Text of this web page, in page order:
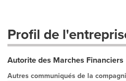
Profil de
Autorite des Marches Financiers
Autres communiqués de la